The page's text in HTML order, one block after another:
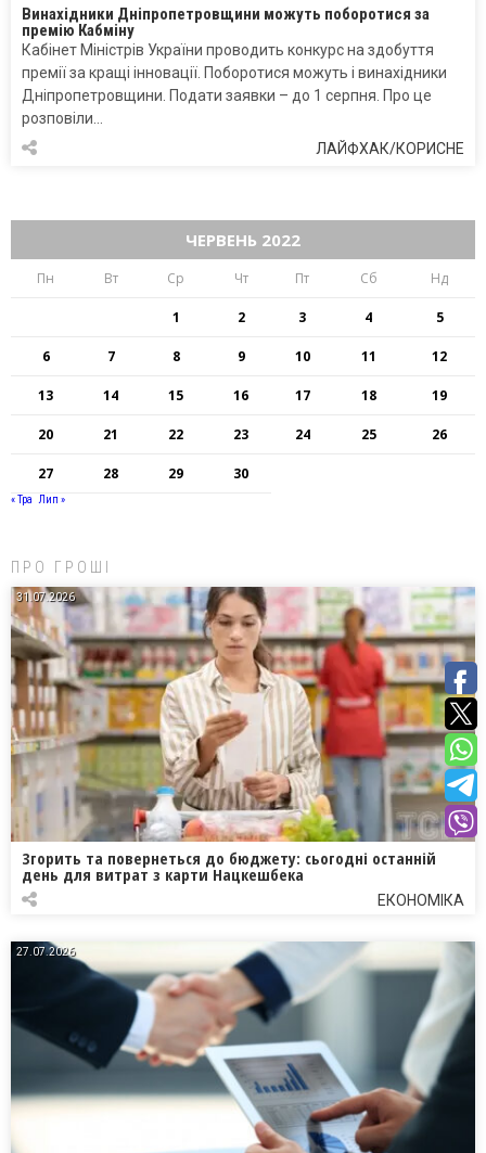
Винахідники Дніпропетровщини можуть поборотися за
премію Кабміну
Кабінет Міністрів України проводить конкурс на здобуття
премії за кращі інновації. Поборотися можуть і винахідники
Дніпропетровщини. Подати заявки – до 1 серпня. Про це
розповіли…
ЛАЙФХАК/КОРИСНЕ
ЧЕРВЕНЬ 2022
Пн Вт Ср Чт Пт Сб Нд
1 2 3 4 5
6 7 8 9 10 11 12
13 14 15 16 17 18 19
20 21 22 23 24 25 26
27 28 29 30
« Тра Лип »
ПРО ГРОШІ
31.07.2026
Згорить та повернеться до бюджету: сьогодні останній
день для витрат з карти Нацкешбека
ЕКОНОМІКА
27.07.2026